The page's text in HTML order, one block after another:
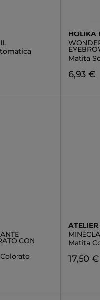
HOLIKA
Matita
6,93 €
CON
Matita
17,50 €